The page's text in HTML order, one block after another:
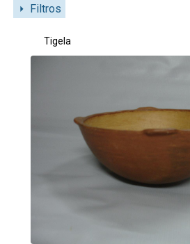
Filtros
Resultados da lista de itens
Tigela